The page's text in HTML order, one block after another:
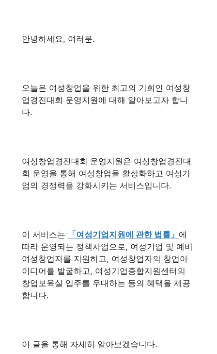
안녕하세요, 여러분.
오늘은 여성창업을 위한 최고의 기회인 여성창
업경진대회 운영지원에 대해 알아보고자 합니
다.
여성창업경진대회 운영지원은 여성창업경진대
회 운영을 통해 여성창업을 활성화하고 여성기
업의 경쟁력을 강화시키는 서비스입니다.
이 서비스는 「여성기업지원에 관한 법률」 에
따라 운영되는 정책사업으로, 여성기업 및 예비
여성창업자를 지원하고, 여성창업자의 창업아
이디어를 발굴하고, 여성기업종합지원센터의
창업보육실 입주를 우대하는 등의 혜택을 제공
합니다.
이 글을 통해 자세히 알아보겠습니다.